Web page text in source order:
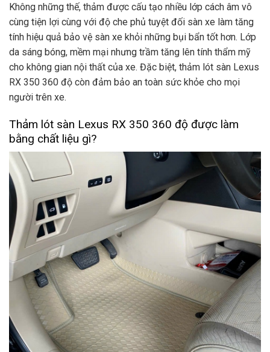
Không những thế, thảm được cấu tạo nhiều lớp cách âm vô
cùng tiện lợi cùng với độ che phủ tuyệt đối sàn xe làm tăng
tính hiệu quả bảo vệ sàn xe khỏi những bụi bẩn tốt hơn. Lớp
da sáng bóng, mềm mại nhưng trầm tăng lên tính thẩm mỹ
cho không gian nội thất của xe. Đặc biệt, thảm lót sàn Lexus
RX 350 360 độ còn đảm bảo an toàn sức khỏe cho mọi
người trên xe.
Thảm lót sàn Lexus RX 350 360 độ được làm
bằng chất liệu gì?